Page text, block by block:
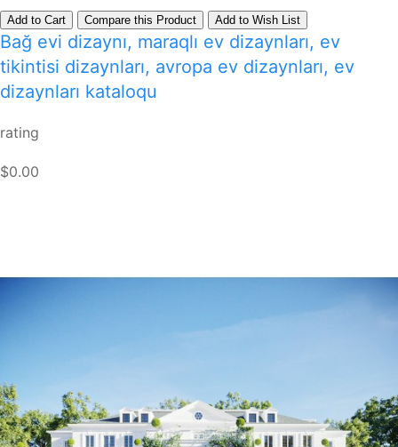
Add to Cart Compare this Product Add to Wish List
Bağ evi dizaynı, maraqlı ev dizaynları, ev
tikintisi dizaynları, avropa ev dizaynları, ev
dizaynları kataloqu
rating
$0.00